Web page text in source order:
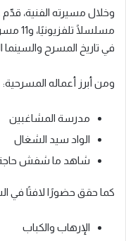
في تاريخ المسرح والسينما
ومن أبرز أعماله المسرحية:
مدرسة المشاغبين
الواد سيد الشغال
شاهد ما شفش
كما حقق حضورًا لافتًا في
الإرهاب والكباب